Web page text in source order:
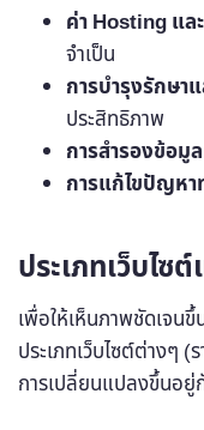
ค่า Hosting แล
จำเป็น
การบำรุงรักษา
ประสิทธิภาพ
การสำรองข้อมู
การแก้ไขปัญหา
ประเภทเว็บไซ
เพื่อให้เห็นภาพชัดเจน
ประเภทเว็บไซต์ต่างๆ (
การเปลี่ยนแปลงขึ้นอยู่